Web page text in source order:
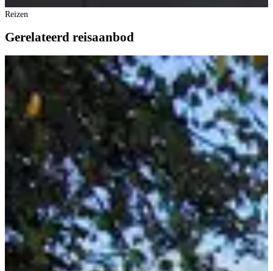
Reizen
Gerelateerd reisaanbod